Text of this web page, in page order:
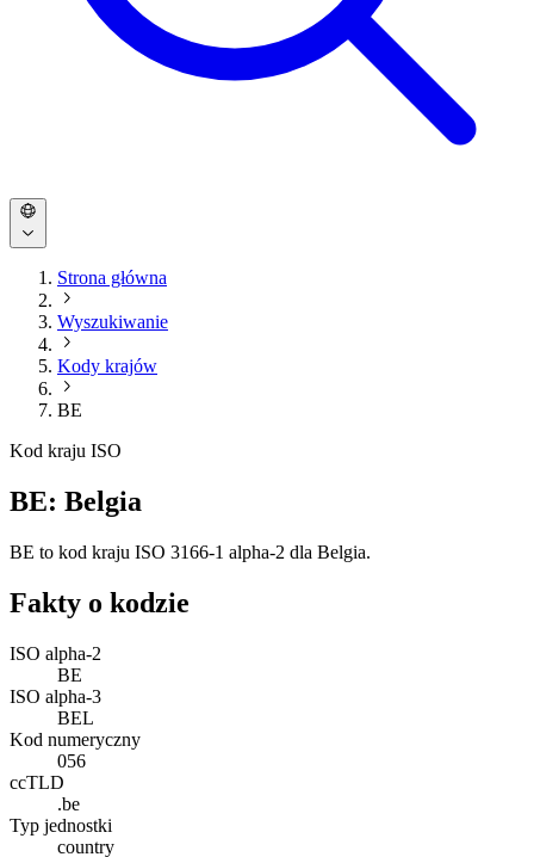
Strona główna
Wyszukiwanie
Kody krajów
BE
Kod kraju ISO
BE: Belgia
BE to kod kraju ISO 3166-1 alpha-2 dla Belgia.
Fakty o kodzie
ISO alpha-2
BE
ISO alpha-3
BEL
Kod numeryczny
056
ccTLD
.be
Typ jednostki
country